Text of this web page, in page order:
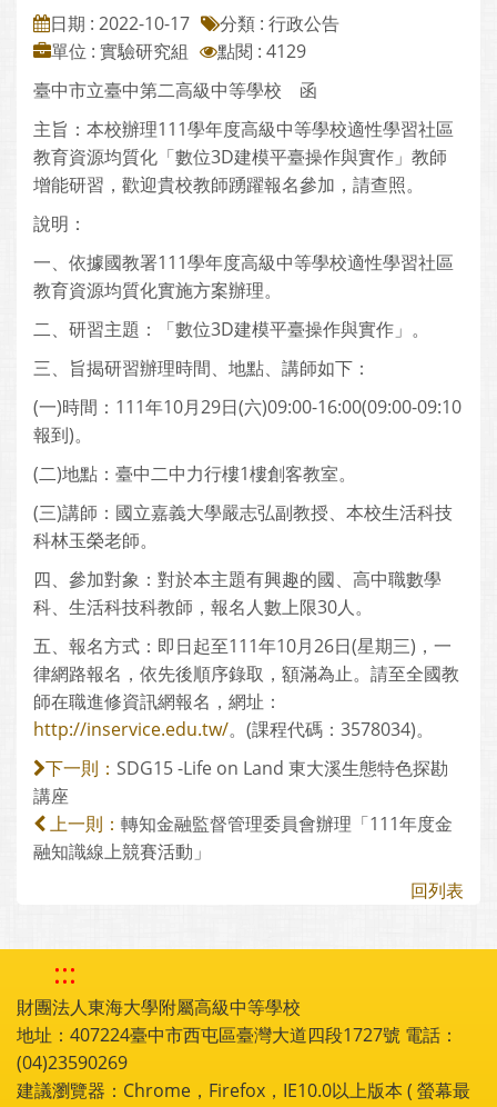
日期 : 2022-10-17
分類 : 行政公告
單位 : 實驗研究組
點閱 : 4129
臺中市立臺中第二高級中等學校 函
主旨：本校辦理111學年度高級中等學校適性學習社區
教育資源均質化「數位3D建模平臺操作與實作」教師
增能研習，歡迎貴校教師踴躍報名參加，請查照。
說明：
一、依據國教署111學年度高級中等學校適性學習社區
教育資源均質化實施方案辦理。
二、研習主題：「數位3D建模平臺操作與實作」。
三、旨揭研習辦理時間、地點、講師如下：
(一)時間：111年10月29日(六)09:00-16:00(09:00-09:10
報到)。
(二)地點：臺中二中力行樓1樓創客教室。
(三)講師：國立嘉義大學嚴志弘副教授、本校生活科技
科林玉榮老師。
四、參加對象：對於本主題有興趣的國、高中職數學
科、生活科技科教師，報名人數上限30人。
五、報名方式：即日起至111年10月26日(星期三)，一
律網路報名，依先後順序錄取，額滿為止。請至全國教
師在職進修資訊網報名，網址：
http://inservice.edu.tw/。(課程代碼：3578034)。
下一則： SDG15 -Life on Land 東大溪生態特色探勘
講座
上一則： 轉知金融監督管理委員會辦理「111年度金
融知識線上競賽活動」
回列表
:::
財團法人東海大學附屬高級中等學校
地址：407224臺中市西屯區臺灣大道四段1727號 電話：
(04)23590269
建議瀏覽器：Chrome，Firefox，IE10.0以上版本 ( 螢幕最